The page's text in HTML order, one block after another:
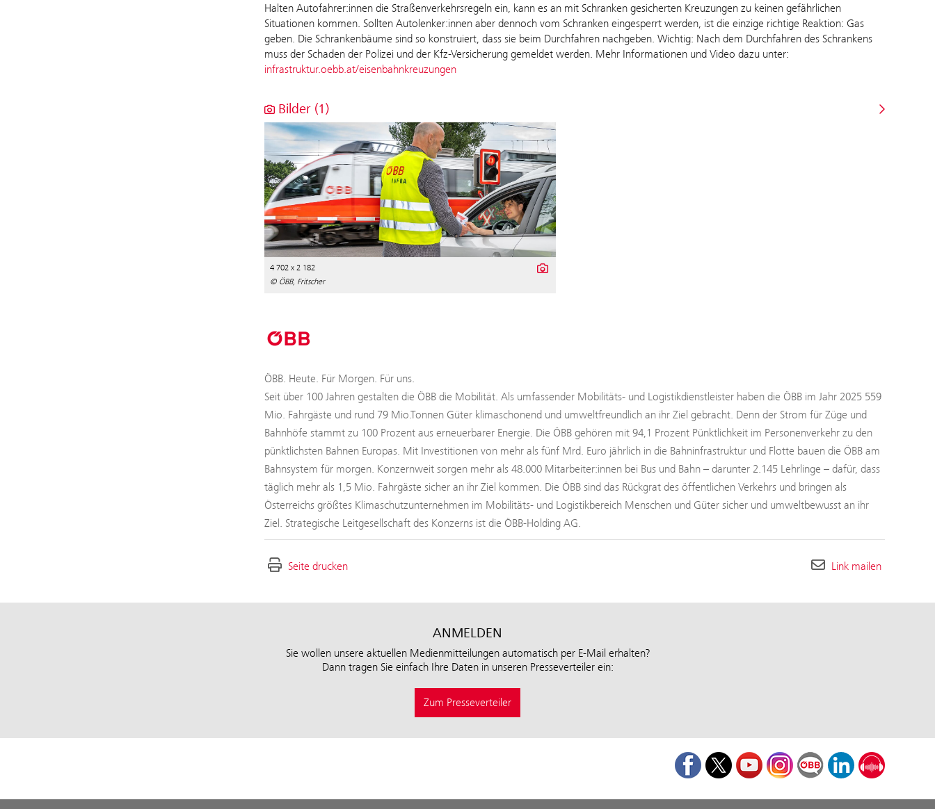
Halten Autofahrer:innen die Straßenverkehrsregeln ein, kann es an mit Schranken gesicherten Kreuzungen zu keinen gefährlichen
Situationen kommen. Sollten Autolenker:innen aber dennoch vom Schranken eingesperrt werden, ist die einzige richtige Reaktion: Gas
geben. Die Schrankenbäume sind so konstruiert, dass sie beim Durchfahren nachgeben. Wichtig: Nach dem Durchfahren des Schrankens
muss der Schaden der Polizei und der Kfz-Versicherung gemeldet werden. Mehr Informationen und Video dazu unter:
infrastruktur.oebb.at/eisenbahnkreuzungen
Bilder (1)
4 702 x 2 182
© ÖBB, Fritscher
ÖBB. Heute. Für Morgen. Für uns.
Seit über 100 Jahren gestalten die ÖBB die Mobilität. Als umfassender Mobilitäts- und Logistikdienstleister haben die ÖBB im Jahr 2025 559
Mio. Fahrgäste und rund 79 Mio.Tonnen Güter klimaschonend und umweltfreundlich an ihr Ziel gebracht. Denn der Strom für Züge und
Bahnhöfe stammt zu 100 Prozent aus erneuerbarer Energie. Die ÖBB gehören mit 94,1 Prozent Pünktlichkeit im Personenverkehr zu den
pünktlichsten Bahnen Europas. Mit Investitionen von mehr als fünf Mrd. Euro jährlich in die Bahninfrastruktur und Flotte bauen die ÖBB am
Bahnsystem für morgen. Konzernweit sorgen mehr als 48.000 Mitarbeiter:innen bei Bus und Bahn – darunter 2.145 Lehrlinge – dafür, dass
täglich mehr als 1,5 Mio. Fahrgäste sicher an ihr Ziel kommen. Die ÖBB sind das Rückgrat des öffentlichen Verkehrs und bringen als
Österreichs größtes Klimaschutzunternehmen im Mobilitäts- und Logistikbereich Menschen und Güter sicher und umweltbewusst an ihr
Ziel. Strategische Leitgesellschaft des Konzerns ist die ÖBB-Holding AG.
Seite drucken Link mailen
ANMELDEN
Sie wollen unsere aktuellen Medienmitteilungen automatisch per E-Mail erhalten?
Dann tragen Sie einfach Ihre Daten in unseren Presseverteiler ein:
Zum Presseverteiler
FacebookTwitterYoutubeInstagramÖBB Corporate Blog
LinkedInPodcast